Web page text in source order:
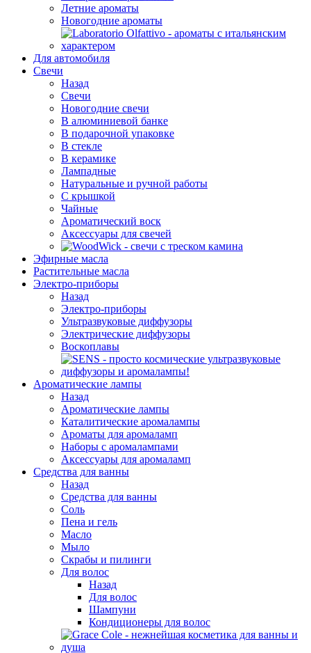
Летние ароматы
Новогодние ароматы
Для автомобиля
Свечи
Назад
Свечи
Новогодние свечи
В алюминиевой банке
В подарочной упаковке
В стекле
В керамике
Лампадные
Натуральные и ручной работы
С крышкой
Чайные
Ароматический воск
Аксессуары для свечей
Эфирные масла
Растительные масла
Электро-приборы
Назад
Электро-приборы
Ультразвуковые диффузоры
Электрические диффузоры
Воскоплавы
Ароматические лампы
Назад
Ароматические лампы
Каталитические аромалампы
Ароматы для аромаламп
Наборы с аромалампами
Аксессуары для аромаламп
Средства для ванны
Назад
Средства для ванны
Соль
Пена и гель
Масло
Мыло
Скрабы и пилинги
Для волос
Назад
Для волос
Шампуни
Кондиционеры для волос